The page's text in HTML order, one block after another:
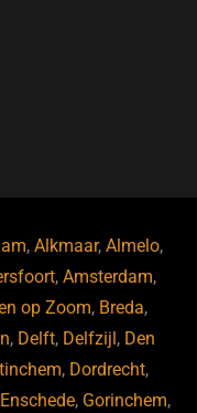
,Alkmaar,Almelo,
,Amsterdam,
op Zoom, Breda,
, Delft, Delfzijl , Den
, Dordrecht,
Enschede, Gorinchem,